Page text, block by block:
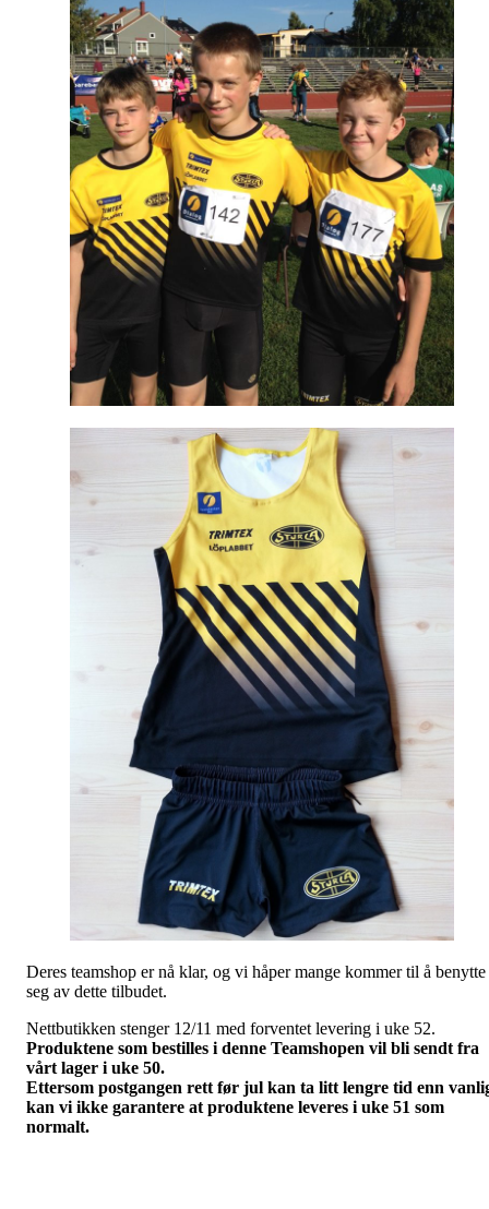
Deres teamshop er nå klar, og vi håper mange kommer til å benytte
seg av dette tilbudet.
Nettbutikken stenger 12/11 med forventet levering i uke 52.
Produktene som bestilles i denne Teamshopen vil bli sendt fra
vårt lager i uke 50.
Ettersom postgangen rett før jul kan ta litt lengre tid enn
kan vi ikke garantere at produktene leveres i uke 51 som
normalt.